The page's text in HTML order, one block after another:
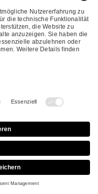
Jan Weiler